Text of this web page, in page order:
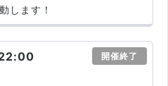
します！
開催終了